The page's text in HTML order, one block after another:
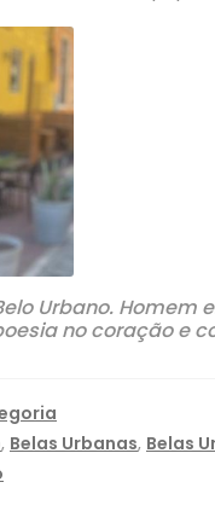
Urbano. Homem
no coração e
, Belas Urbanas, Belas